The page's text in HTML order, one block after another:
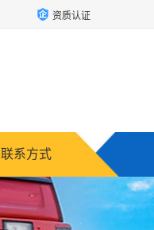
资质认证
联系方式